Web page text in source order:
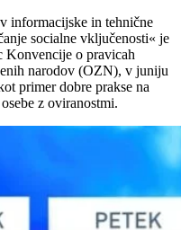
informacijske in tehnične
socialne vključenosti« je
Konvencije o pravicah
narodov (OZN), v juniju
primer dobre prakse na
z oviranostmi.